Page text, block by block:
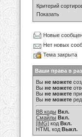
Критерий
Показать
Новые
Нет новых
Тема закрыта
Ваши права в
Вы не можете
Вы не можете
Вы не можете
Вы не можете
BB коды Вкл.
Смайлы Вкл.
[IMG] код Вкл.
HTML код Выкл.